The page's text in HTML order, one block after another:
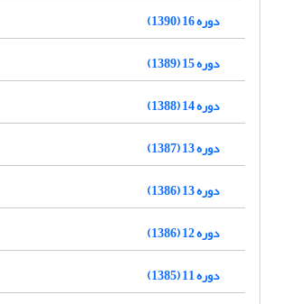
دوره 16 (1390)
دوره 15 (1389)
دوره 14 (1388)
دوره 13 (1387)
دوره 13 (1386)
دوره 12 (1386)
دوره 11 (1385)